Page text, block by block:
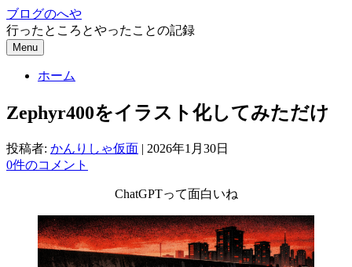
コ
ン
テ
ス
ッ
プ
ブログのへや
行ったところとやったことの記録
Menu
ホーム
Zephyr400をイラスト化してみただけ
投稿者: かんりしゃ仮面 | 2026年1月30日
0件のコメント
ChatGPTって面白いね